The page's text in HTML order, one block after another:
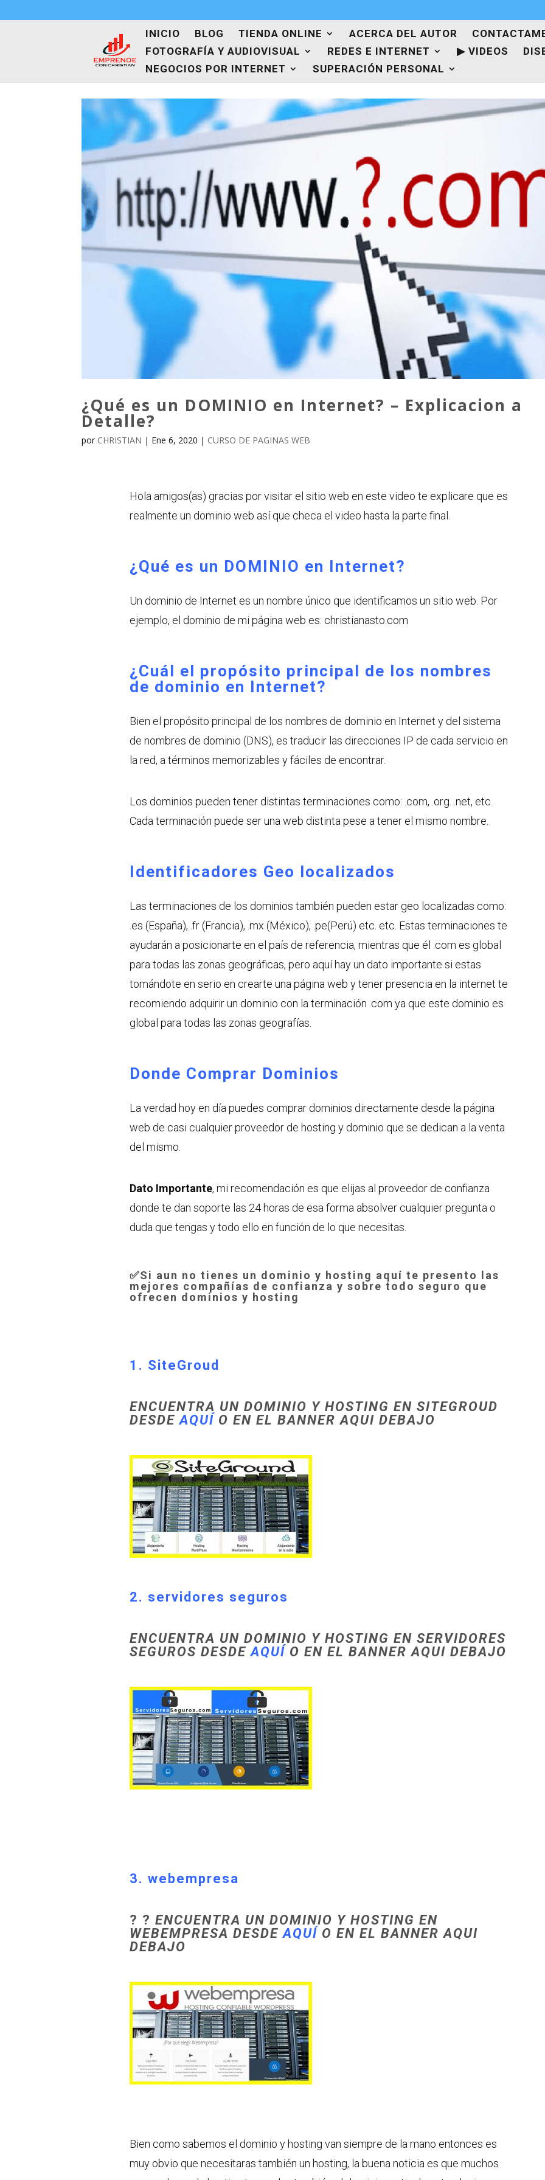
INICIO BLOG TIENDA ONLINE ACERCA DEL AUTOR
FOTOGRAFÍA Y AUDIOVISUAL
REDES E INTERNET ▶ VIDEOS
NEGOCIOS POR INTERNET
SUPERACIÓN PERSONAL
¿Qué es un DOMINIO en Internet? – Explicacion a
Detalle?
por CHRISTIAN | Ene 6, 2020 | CURSO DE PAGINAS WEB
Hola amigos(as) gracias por visitar el sitio web en este video te explicare que es
realmente un dominio web así que checa el video hasta la parte final.
¿Qué es un DOMINIO en Internet?
Un dominio de Internet es un nombre único que identificamos un sitio web. Por
ejemplo, el dominio de mi página web es: christianasto.com
¿Cuál el propósito principal de los nombres
de dominio en Internet?
Bien el propósito principal de los nombres de dominio en Internet y del sistema
de nombres de dominio (DNS), es traducir las direcciones IP de cada servicio en
la red, a términos memorizables y fáciles de encontrar.
Los dominios pueden tener distintas terminaciones como: .com, .org. .net, etc.
Cada terminación puede ser una web distinta pese a tener el mismo nombre.
Identificadores Geo localizados
Las terminaciones de los dominios también pueden estar geo localizadas como:
.es (España), .fr (Francia), .mx (México), .pe(Perú) etc. etc. Estas terminaciones te
ayudarán a posicionarte en el país de referencia, mientras que él .com es global
para todas las zonas geográficas, pero aquí hay un dato importante si estas
tomándote en serio en crearte una página web y tener presencia en la internet te
recomiendo adquirir un dominio con la terminación .com ya que este dominio es
global para todas las zonas geografías.
Donde Comprar Dominios
La verdad hoy en día puedes comprar dominios directamente desde la página
web de casi cualquier proveedor de hosting y dominio que se dedican a la venta
del mismo.
Dato Importante, mi recomendación es que elijas al proveedor de confianza
donde te dan soporte las 24 horas de esa forma absolver cualquier pregunta o
duda que tengas y todo ello en función de lo que necesitas.
✅Si aun no tienes un dominio y hosting aquí te presento las
mejores compañías de confianza y sobre todo seguro que
ofrecen dominios y hosting
1. SiteGroud
ENCUENTRA UN DOMINIO Y HOSTING EN SITEGROUD
DESDEAQUÍ O EN EL BANNER AQUI DEBAJO
2. servidores seguros
ENCUENTRA UN DOMINIO Y HOSTING EN SERVIDORES
SEGUROS DESDEAQUÍ O EN EL BANNER AQUI DEBAJO
3. webempresa
? ? ENCUENTRA UN DOMINIO Y HOSTING EN
WEBEMPRESA DESDEAQUÍ O EN EL BANNER AQUI
DEBAJO
Bien como sabemos el dominio y hosting van siempre de la mano entonces es
muy obvio que necesitaras también un hosting, la buena noticia es que muchos